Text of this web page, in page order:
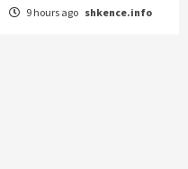
9 hours ago shkence.info